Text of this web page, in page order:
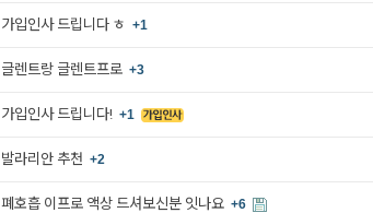
가입인사 드립니다 ㅎ +1
글렌트랑 글렌트프로 +3
가입인사 드립니다! +1
발라리안 추천 +2
폐호흡 이프로 액상 드셔보신분 잇나요 +6